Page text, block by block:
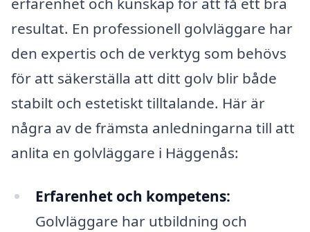
resultat. En professionell golvläggare har
den expertis och de verktyg som behövs
för att säkerställa att ditt golv blir både
stabilt och estetiskt tilltalande. Här är
några av de främsta anledningarna till att
anlita en golvläggare i Häggenås:
Erfarenhet och kompetens:
Golvläggare har utbildning och